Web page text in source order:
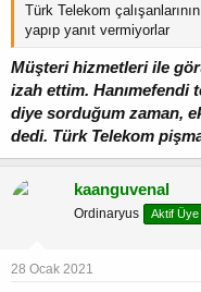
Türk Telekom
yapıp yanıt vermiyorlar
Müşteri hizmetleri ile
izah ettim. Hanımefendi
diye sorduğum zaman,
dedi. Türk Telekom
kaanguvenal
Ordinaryus Aktif Üye
28 Ocak 2021